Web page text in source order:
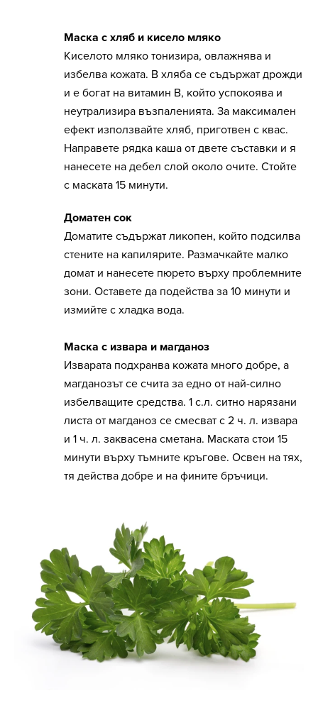
Маска с хляб и кисело мляко
Киселото мляко тонизира, овлажнява и
избелва кожата. В хляба се съдържат дрожди
и е богат на витамин B, който успокоява и
неутрализира възпаленията. За максимален
ефект използвайте хляб, приготвен с квас.
Направете рядка каша от двете съставки и я
нанесете на дебел слой около очите. Стойте
с маската 15 минути.
Доматен сок
Доматите съдържат ликопен, който подсилва
стените на капилярите. Размачкайте малко
домат и нанесете пюрето върху проблемните
зони. Оставете да подейства за 10 минути и
измийте с хладка вода.
Маска с извара и магданоз
Изварата подхранва кожата много добре, а
магданозът се счита за едно от най-силно
избелващите средства. 1 с.л. ситно нарязани
листа от магданоз се смесват с 2 ч. л. извара
и 1 ч. л. заквасена сметана. Маската стои 15
минути върху тъмните кръгове. Освен на тях,
тя действа добре и на фините бръчици.